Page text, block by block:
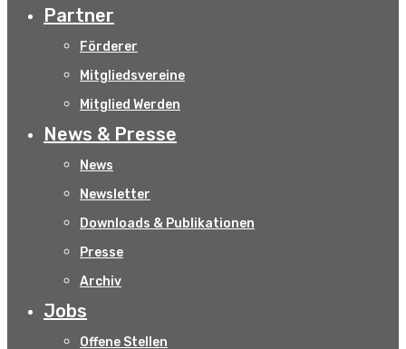
Partner
Förderer
Mitgliedsvereine
Mitglied Werden
News & Presse
News
Newsletter
Downloads & Publikationen
Presse
Archiv
Jobs
Offene Stellen